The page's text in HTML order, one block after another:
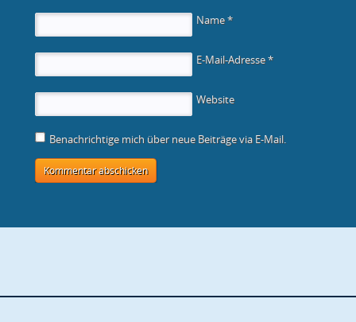
Name*
E-Mail-Adresse*
Website
Benachrichtige mich über neue Beiträge via E-Mail.